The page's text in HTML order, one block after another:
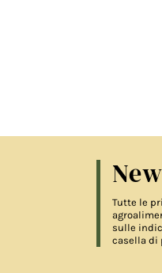
Tutte le
sulle
casella di